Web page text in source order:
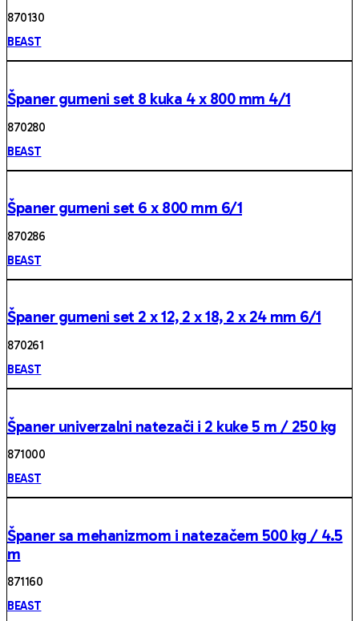
87013 0
BEAST
Španer gumeni set 8 kuka 4 x 800 mm 4/1
87028 0
BEAST
Španer gumeni set 6 x 800 mm 6/1
87028 6
BEAST
Španer gumeni set 2 x 12, 2 x 18, 2 x 24 mm 6/1
87026 1
BEAST
Španer univerzalni natezači i 2 kuke 5 m / 250 kg
87100 0
BEAST
Španer sa mehanizmom i natezačem 500 kg / 4.5
m
87116 0
BEAST